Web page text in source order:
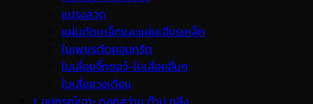
แปรงลวด
แผ่นตัดเหล็กและแผ่นเจียรเหล็ก
ใบเพชรตัดคอนกรีต
ใบเลื่อยจิ๊กซอว์-ใบเลื่อยอื่นๆ
ใบเลื่อยวงเดือน